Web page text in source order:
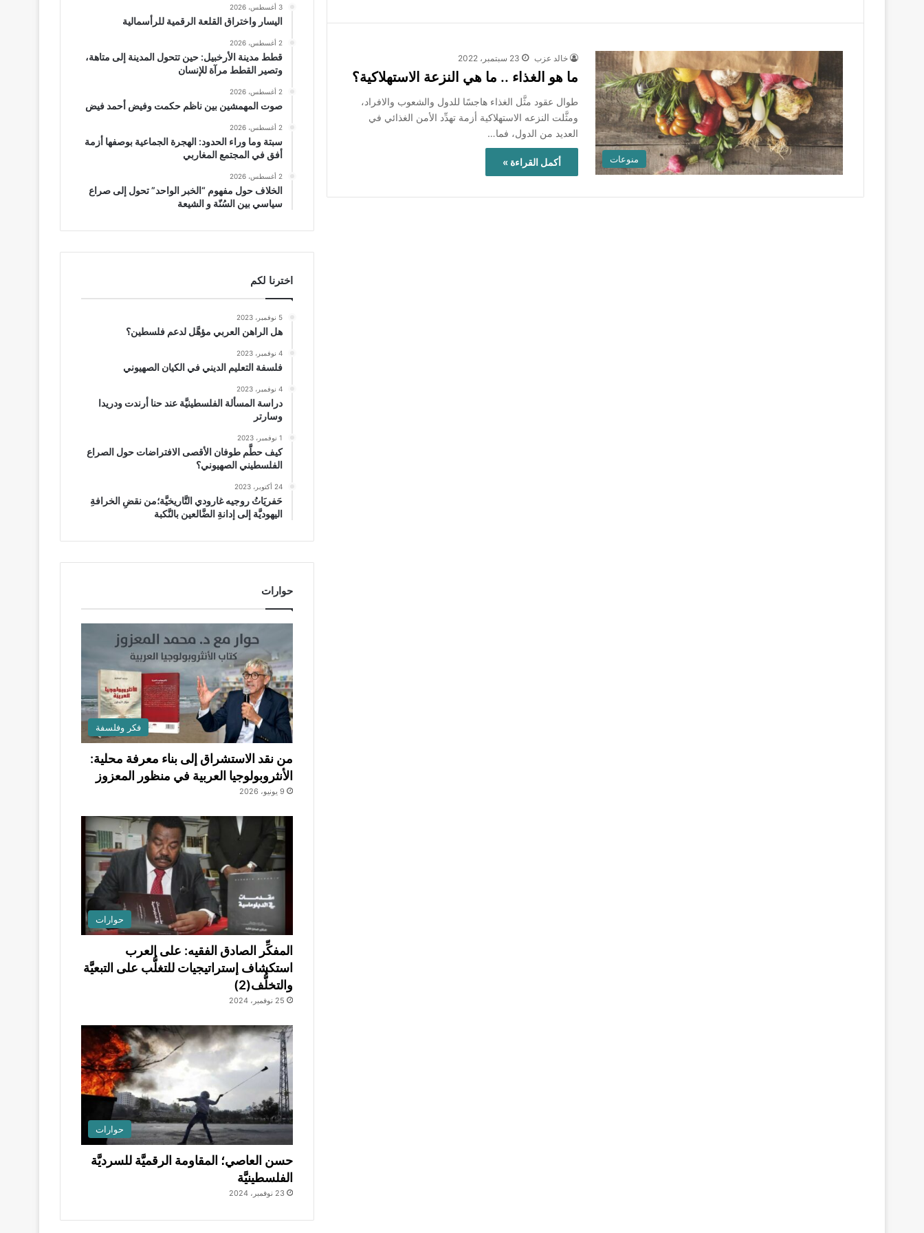
منوعات
خالد عزب 23 سبتمبر، 2022
ما هو الغذاء .. ما هي النزعة الاستهلاكية؟
طوال عقود مثَّل الغذاء هاجسًا للدول والشعوب والافراد،
ومثَّلت النزعه الاستهلاكية أزمة تهدِّد الأمن الغذائي في
العديد من الدول، فما…
أكمل القراءة »
3 أغسطس، 2026
اليسار واختراق القلعة الرقمية للرأسمالية
2 أغسطس، 2026
قطط مدينة الأرخبيل: حين تتحول المدينة إلى متاهة،
وتصير القطط مرآة للإنسان
2 أغسطس، 2026
صوت المهمشين بين ناظم حكمت وفيض أحمد فيض
2 أغسطس، 2026
سبتة وما وراء الحدود: الهجرة الجماعية بوصفها أزمة
أفق في المجتمع المغاربي
2 أغسطس، 2026
الخلاف حول مفهوم “الخبر الواحد” تحول إلى صراع
سياسي بين السُنّة و الشيعة
اخترنا لكم
5 نوفمبر، 2023
هل الراهن العربي مؤهَّل لدعم فلسطين؟
4 نوفمبر، 2023
فلسفة التعليم الديني في الكيان الصهيوني
4 نوفمبر، 2023
دراسة المسألة الفلسطينيَّة عند حنا أرندت ودريدا
وسارتر
1 نوفمبر، 2023
كيف حطَّم طوفان الأقصى الافتراضات حول الصراع
الفلسطيني الصهيوني؟
24 أكتوبر، 2023
حَفريَاتُ روجيه غارودي التَّاريخيَّة؛من نقضِ الخرافةِ
اليهوديَّة إلى إدانةِ الضَّالعين بالنَّكبة
حوارات
فكر وفلسفة
من نقد الاستشراق إلى بناء معرفة محلية:
الأنثروبولوجيا العربية في منظور المعزوز
9 يونيو، 2026
حوارات
المفكِّر الصادق الفقيه: على العرب
استكشاف إستراتيجيات للتغلُّب على التبعيَّة
والتخلُّف(2)
25 نوفمبر، 2024
حوارات
حسن العاصي؛ المقاومة الرقميَّة للسرديَّة
الفلسطينيَّة
23 نوفمبر، 2024